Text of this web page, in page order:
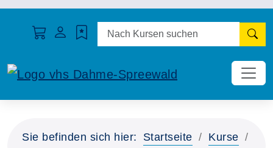
Sie befinden sich hier: Startseite
Kurse